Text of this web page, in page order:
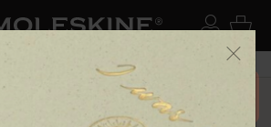
ンの切替 ログ
ワードなど) カ
以上のご購入で送料無料 メニ
18ヶ月プランナー